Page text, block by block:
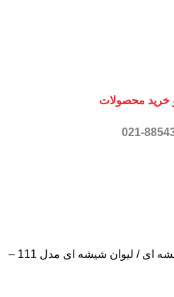
خرید محصولات
021-
ای
لیوان شیشه ای مدل 111 –